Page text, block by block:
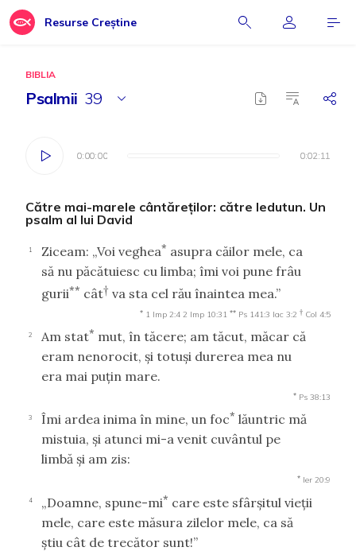
Resurse Creștine
BIBLIA
Psalmii 39
0:00:00 0:02:11
0:00:00 0:02:11
Către mai-marele cântăreţilor: către Iedutun. Un
psalm al lui David
1 Ziceam: „Voi veghea* asupra căilor mele, ca
să nu păcătuiesc cu limba; îmi voi pune frâu
gurii** cât† va sta cel rău înaintea mea.”
* 1 Imp 2:4 2 Imp 10:31 ** Ps 141:3 Iac 3:2 † Col 4:5
2 Am stat* mut, în tăcere; am tăcut, măcar că
eram nenorocit, şi totuşi durerea mea nu
era mai puţin mare.
* Ps 38:13
3 Îmi ardea inima în mine, un foc* lăuntric mă
mistuia, şi atunci mi-a venit cuvântul pe
limbă şi am zis:
* Ier 20:9
4 „Doamne, spune-mi* care este sfârşitul vieţii
mele, care este măsura zilelor mele, ca să
ştiu cât de trecător sunt!”